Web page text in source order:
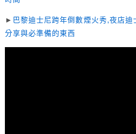
► 巴黎迪士尼跨年倒數煙火秀,夜店
分享與必準備的東西